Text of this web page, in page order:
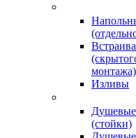
монтажа)
Изливы
(стойки)